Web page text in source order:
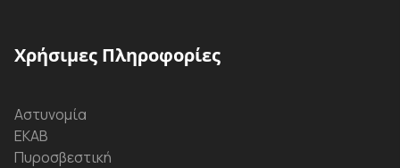
Χρήσιμες Πληροφορίες
Αστυνομία
ΕΚΑΒ
Πυροσβεστική